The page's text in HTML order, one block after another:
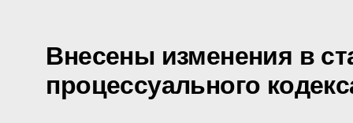
Внесены изменения в
процессуального